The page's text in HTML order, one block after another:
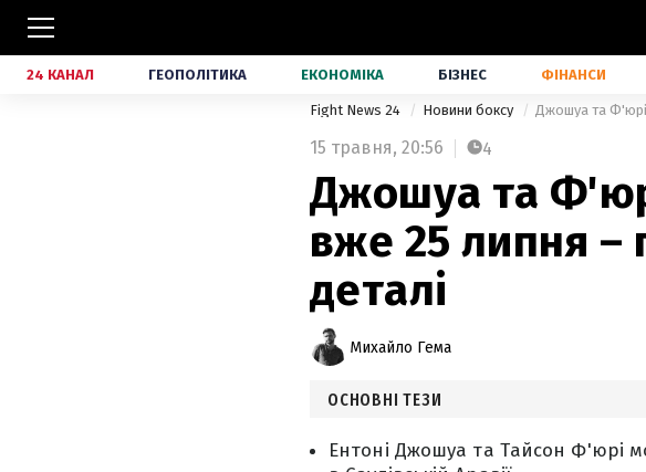
24 КАНАЛ ГЕОПОЛІТИКА ЕКОНОМІКА БІЗНЕС ФІНАНСИ
Fight News 24 Новини боксу Джошуа та Ф'юрі
15 травня, 20:56 4
Джошуа та
вже 25 липня –
деталі
Михайло Гема
ОСНОВНІ ТЕЗИ
Ентоні Джошуа та Тайсон Ф'юрі